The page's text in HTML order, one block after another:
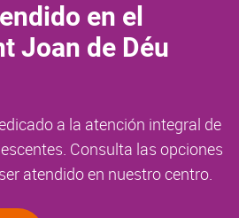
en el
Joan de Déu
a la atención integral de
Consulta las opciones
atendido en nuestro centro.